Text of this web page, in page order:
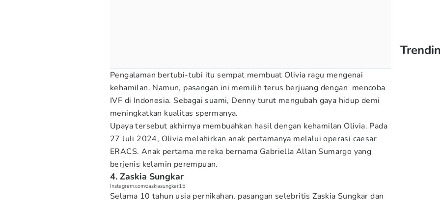
Pengalaman bertubi-tubi itu sempat membuat Olivia ragu mengenai
kehamilan. Namun, pasangan ini memilih terus berjuang dengan mencoba
IVF di Indonesia. Sebagai suami, Denny turut mengubah gaya hidup demi
meningkatkan kualitas spermanya.
Upaya tersebut akhirnya membuahkan hasil dengan kehamilan Olivia. Pada
27 Juli 2024, Olivia melahirkan anak pertamanya melalui operasi caesar
ERACS. Anak pertama mereka bernama Gabriella Allan Sumargo yang
berjenis kelamin perempuan.
4. Zaskia Sungkar
Instagram.com/zaskiasungkar15
Selama 10 tahun usia pernikahan, pasangan selebritis Zaskia Sungkar dan